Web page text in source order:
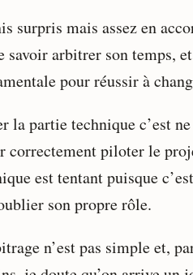
surpris mais assez en
savoir arbitrer son temps,
pour réussir à
la partie technique c’est
correctement piloter le
est tentant puisque
son propre rôle.
n’est pas simple et,